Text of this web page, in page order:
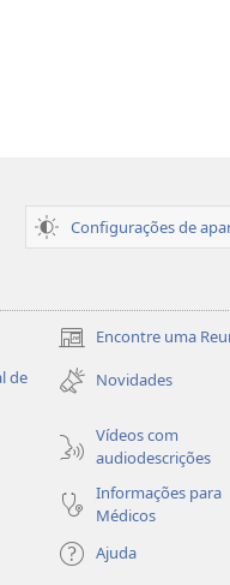
Configurações de
Encontre uma
(abre
nova
janela)
de
Novidades
Vídeos com
audiodescrições
Informações para
Médicos
Ajuda